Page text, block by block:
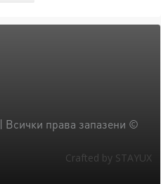
| Всички права запазени ©
Crafted by STAYUX